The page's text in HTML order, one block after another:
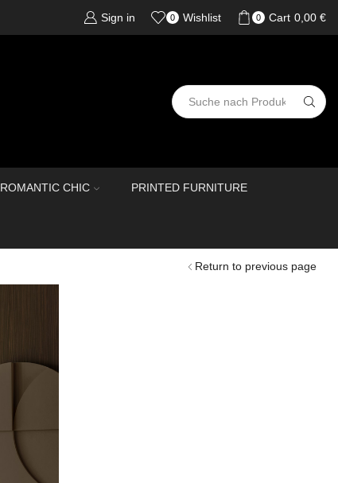
Sign in 0 Wishlist 0 Cart 0,00 €
ROMANTIC CHIC PRINTED FURNITURE
Return to previous page